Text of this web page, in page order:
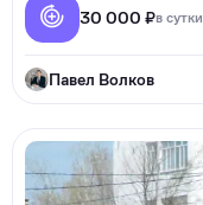
30 000 ₽в сутки
Павел Волков